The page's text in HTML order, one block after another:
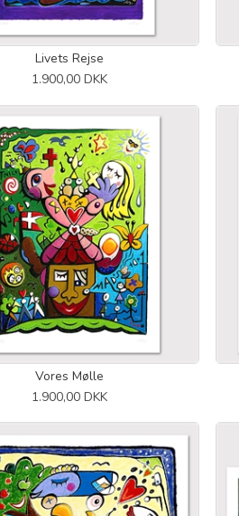
Livets Rejse
1.900,00 DKK
Vores Mølle
1.900,00 DKK